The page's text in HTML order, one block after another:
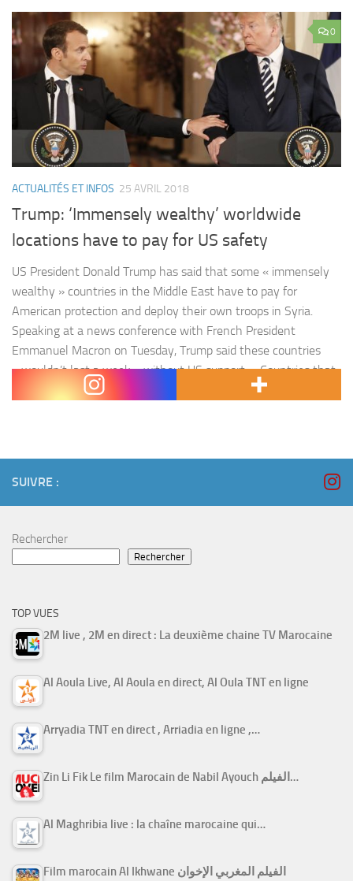
0
ACTUALITÉS ET INFOS 25 AVRIL 2018
Trump: ‘Immensely wealthy’ worldwide
locations have to pay for US safety
US President Donald Trump has said that some « immensely
wealthy » countries in the Middle East have to pay for
American protection and deploy their own troops in Syria.
Speaking at a news conference with French President
Emmanuel Macron on Tuesday, Trump said these countries
« wouldn’t last a week » without US support. « Countries that
SUIVRE :
Rechercher
Rechercher
TOP VUES
2M live , 2M en direct : La deuxième chaine TV Marocaine
Al Aoula Live, Al Aoula en direct, Al Oula TNT en ligne
Arryadia TNT en direct , Arriadia en ligne ,…
Zin Li Fik Le film Marocain de Nabil Ayouch الفيلم…
Al Maghribia live : la chaîne marocaine qui…
Film marocain Al Ikhwane الفيلم المغربي الإخوان